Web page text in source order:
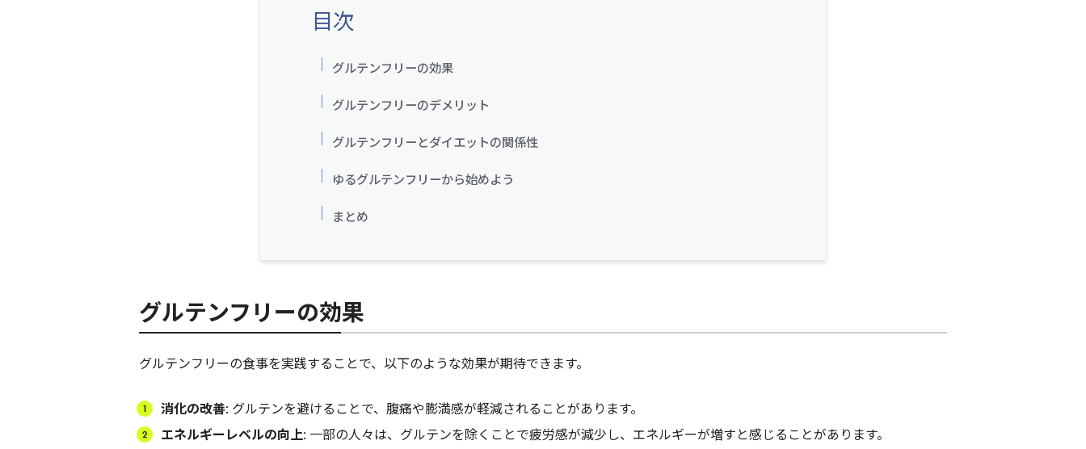
目次
グルテンフリーの効果
グルテンフリーのデメリット
グルテンフリーとダイエットの関係性
ゆるグルテンフリーから始めよう
まとめ
グルテンフリーの効果
グルテンフリーの食事を実践することで、以下のような効果が期待できます。
消化の改善: グルテンを避けることで、腹痛や膨満感が軽減されることがあります。
エネルギーレベルの向上: 一部の人々は、グルテンを除くことで疲労感が減少し、エネルギーが増すと感じることがあります。